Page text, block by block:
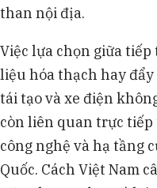
than nội địa.
Việc lựa chọn giữa
liệu hóa thạch hay
tái tạo và xe điện
còn liên quan trực tiếp
công nghệ và hạ tầng
Quốc. Cách Việt Nam